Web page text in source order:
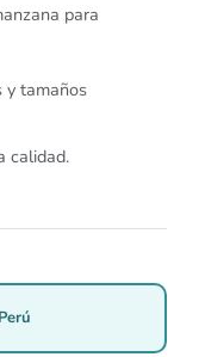
para
y tamaños
calidad.